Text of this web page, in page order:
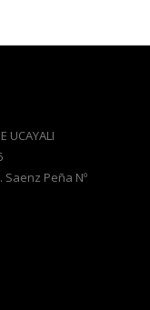
UCAYALI
Saenz Peña Nº